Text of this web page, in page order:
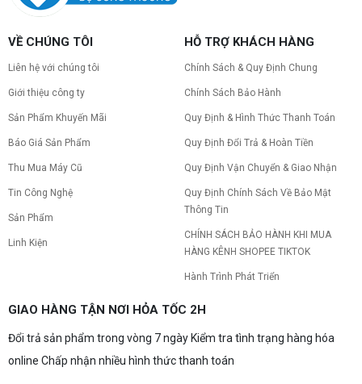
VỀ CHÚNG TÔI
Liên hệ với chúng tôi
Giới thiệu công ty
Sản Phẩm Khuyến Mãi
Báo Giá Sản Phẩm
Thu Mua Máy Cũ
Tin Công Nghệ
Sản Phẩm
Linh Kiện
HỖ TRỢ KHÁCH HÀNG
Chính Sách & Quy Định Chung
Chính Sách Bảo Hành
Quy Định & Hình Thức Thanh Toán
Quy Định Đổi Trả & Hoàn Tiền
Quy Định Vận Chuyển & Giao Nhận
Quy Định Chính Sách Về Bảo Mật
Thông Tin
CHÍNH SÁCH BẢO HÀNH KHI MUA
HÀNG KÊNH SHOPEE TIKTOK
Hành Trình Phát Triển
GIAO HÀNG TẬN NƠI HỎA TỐC 2H
Đổi trả sản phẩm trong vòng 7 ngày Kiểm tra tình trạng hàng hóa
online Chấp nhận nhiều hình thức thanh toán